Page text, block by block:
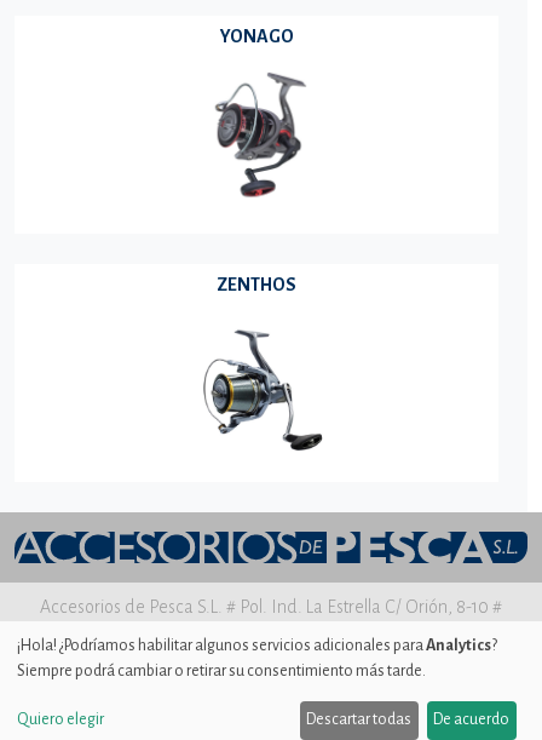
YONAGO
ZENTHOS
Accesorios de Pesca S.L. # Pol. Ind. La Estrella C/ Orión, 8-10 #
30500 MOLINA DE SEGURA Murcia
Aviso legal
¡Hola! ¿Podríamos habilitar algunos servicios adicionales paraAnalytics?
Siempre podrá cambiar o retirar su consentimiento más tarde.
Quiero elegir Descartar todas De acuerdo